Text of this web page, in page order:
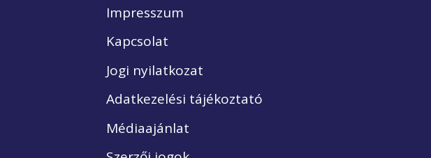
Impresszum
Kapcsolat
Jogi nyilatkozat
Adatkezelési tájékoztató
Médiaajánlat